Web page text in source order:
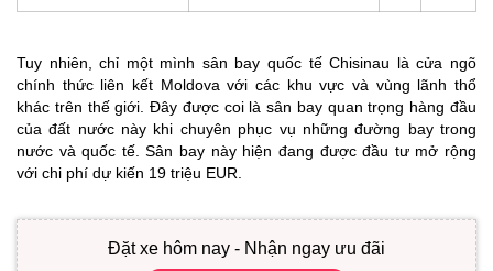
Tuy nhiên, chỉ một mình sân bay quốc tế Chisinau là cửa ngõ
chính thức liên kết Moldova với các khu vực và vùng lãnh thổ
khác trên thế giới. Đây được coi là sân bay quan trọng hàng đầu
của đất nước này khi chuyên phục vụ những đường bay trong
nước và quốc tế. Sân bay này hiện đang được đầu tư mở rộng
với chi phí dự kiến 19 triệu EUR.
Đặt xe hôm nay - Nhận ngay ưu đãi